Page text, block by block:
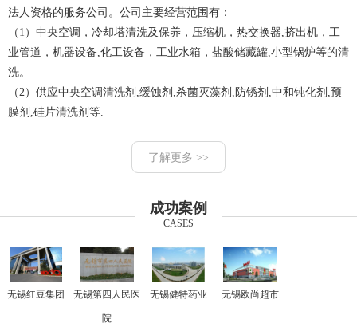
法人资格的服务公司。公司主要经营范围有：
（1）中央空调，冷却塔清洗及保养，压缩机，热交换器,挤出机，工
业管道，机器设备,化工设备，工业水箱，盐酸储藏罐,小型锅炉等的清
洗。
（2）供应中央空调清洗剂,缓蚀剂,杀菌灭藻剂,防锈剂,中和钝化剂,预
膜剂,硅片清洗剂等.
了解更多 >>
成功案例
CASES
无锡红豆集团 无锡第四人民医
院
无锡健特药业 无锡欧尚超市